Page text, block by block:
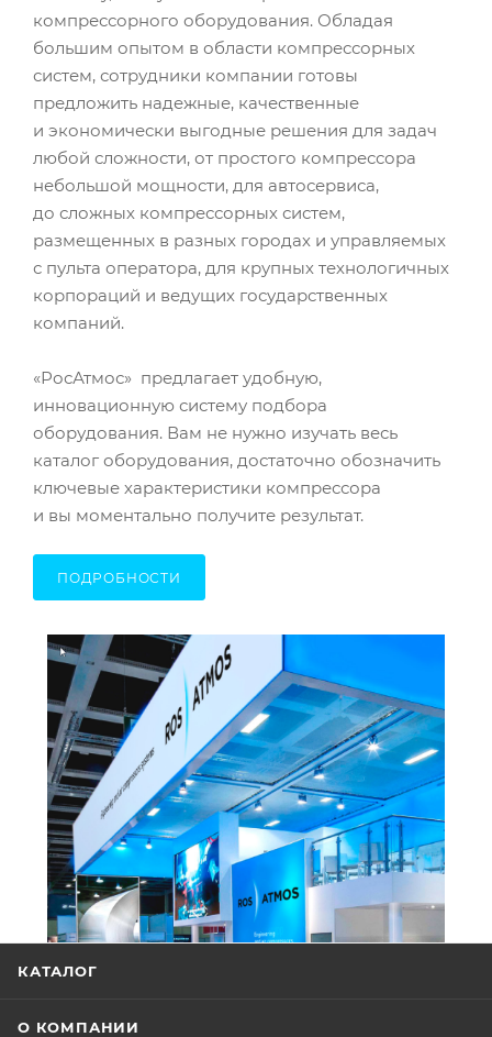
компрессорного оборудования. Обладая
большим опытом в области компрессорных
систем, сотрудники компании готовы
предложить надежные, качественные
и экономически выгодные решения для задач
любой сложности, от простого компрессора
небольшой мощности, для автосервиса,
до сложных компрессорных систем,
размещенных в разных городах и управляемых
с пульта оператора, для крупных технологичных
корпораций и ведущих государственных
компаний.
«РосАтмос» предлагает удобную,
инновационную систему подбора
оборудования. Вам не нужно изучать весь
каталог оборудования, достаточно обозначить
ключевые характеристики компрессора
и вы моментально получите результат.
ПОДРОБНОСТИ
КАТАЛОГ
О КОМПАНИИ